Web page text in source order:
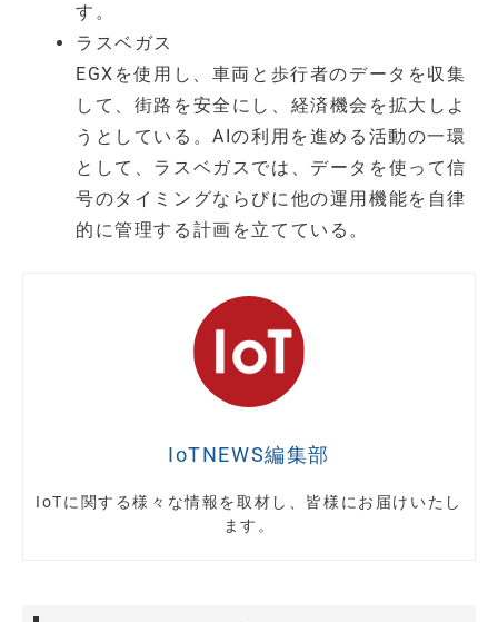
す。
ラスベガス
EGXを使用し、車両と歩行者のデータを収集
して、街路を安全にし、経済機会を拡大しよ
うとしている。AIの利用を進める活動の一環
として、ラスベガスでは、データを使って信
号のタイミングならびに他の運用機能を自律
的に管理する計画を立てている。
IoTNEWS編集部
IoTに関する様々な情報を取材し、皆様にお届けいたし
ます。